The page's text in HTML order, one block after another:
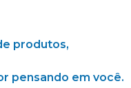
produtos,
pensando em você.